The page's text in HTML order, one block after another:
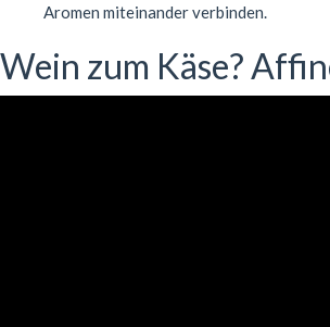
Aromen miteinander verbinden.
Wein zum Käse?